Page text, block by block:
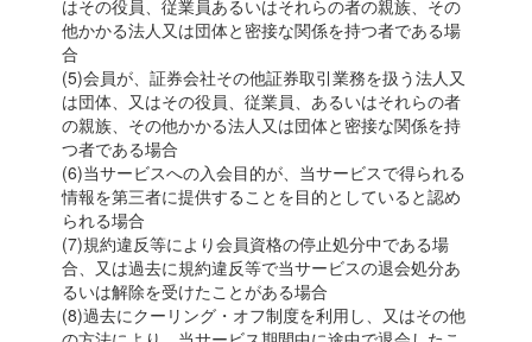
はその役員、従業員あるいはそれらの者の親族、その
他かかる法人又は団体と密接な関係を持つ者である場
合
(5)会員が、証券会社その他証券取引業務を扱う法人又
は団体、又はその役員、従業員、あるいはそれらの者
の親族、その他かかる法人又は団体と密接な関係を持
つ者である場合
(6)当サービスへの入会目的が、当サービスで得られる
情報を第三者に提供することを目的としていると認め
られる場合
(7)規約違反等により会員資格の停止処分中である場
合、又は過去に規約違反等で当サービスの退会処分あ
るいは解除を受けたことがある場合
(8)過去にクーリング・オフ制度を利用し、又はその他